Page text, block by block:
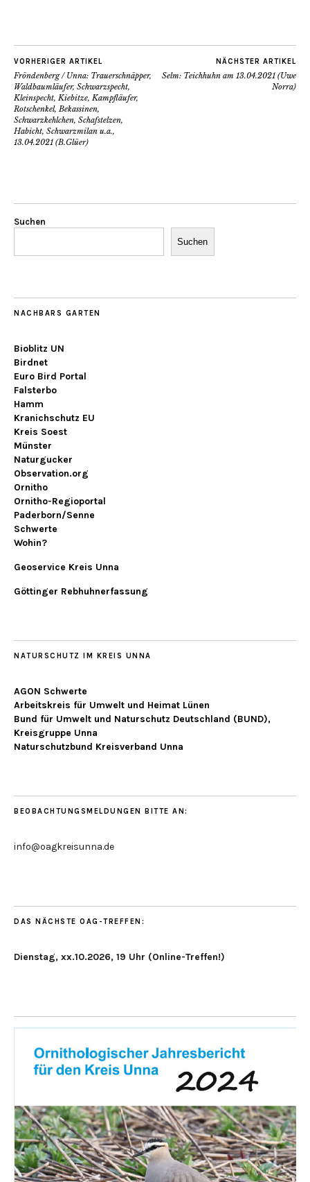
VORHERIGER ARTIKEL
Fröndenberg / Unna: Trauerschnäpper,
Waldbaumläufer, Schwarzspecht,
Kleinspecht, Kiebitze, Kampfläufer,
Rotschenkel, Bekassinen,
Schwarzkehlchen, Schafstelzen,
Habicht, Schwarzmilan u.a.,
13.04.2021 (B.Glüer)
NÄCHSTER ARTIKEL
Selm: Teichhuhn am 13.04.2021 (Uwe
Norra)
Suchen
Suchen
NACHBARS GARTEN
Bioblitz UN
Birdnet
Euro Bird Portal
Falsterbo
Hamm
Kranichschutz EU
Kreis Soest
Münster
Naturgucker
Observation.org
Ornitho
Ornitho-Regioportal
Paderborn/Senne
Schwerte
Wohin?
Geoservice Kreis Unna
Göttinger Rebhuhnerfassung
NATURSCHUTZ IM KREIS UNNA
AGON Schwerte
Arbeitskreis für Umwelt und Heimat Lünen
Bund für Umwelt und Naturschutz Deutschland (BUND),
Kreisgruppe Unna
Naturschutzbund Kreisverband Unna
BEOBACHTUNGSMELDUNGEN BITTE AN:
info@oagkreisunna.de
DAS NÄCHSTE OAG-TREFFEN:
Dienstag, xx.10.2026, 19 Uhr (Online-Treffen!)